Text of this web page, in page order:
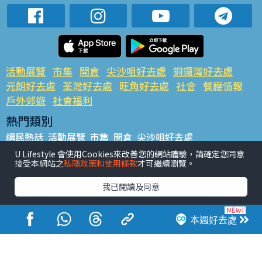
本週好去處
活動展覽 市集 開倉 尖沙咀好去處 銅鑼灣好去處
元朗好去處 荃灣好去處 旺角好去處 社會 餐廳情報
戶外郊遊 社會福利
熱門類別
網民熱話 活動展覽 市集 開倉 尖沙咀好去處
銅鑼灣好去處 元朗好去處 荃灣好去處 旺角好去處 社會
餐廳情報 戶外郊遊
熱門標籤
#UGO搵好去處 #人氣活動推介 #美食社群熱話
#親子玩樂好去處
#ULifestyle應用程式
#限時搶
#UJetso禮物放送
#ULifestyle商戶中心 #著數 #網絡熱話
U Lifestyle 會使用Cookies來改善您的網站體驗，請確定您同意
接受本網站之私隱政策和使用條款才可繼續瀏覽。
我已閱讀及同意